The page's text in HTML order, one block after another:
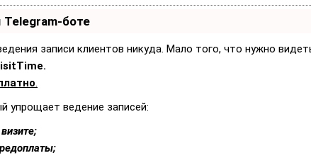
Telegram-боте
записи клиентов никуда. Мало того, что нужно
.
упрощает ведение записей: